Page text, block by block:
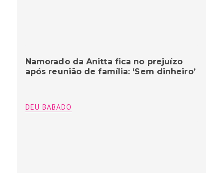
Namorado da Anitta fica no prejuízo
após reunião de família: ‘Sem dinheiro’
DEU BABADO